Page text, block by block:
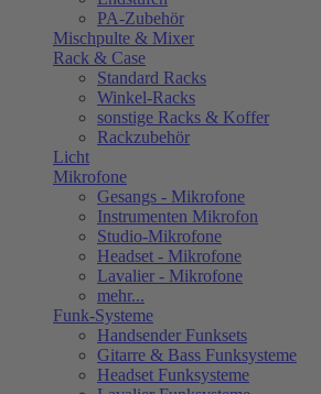
PA-Zubehör
Mischpulte & Mixer
Rack & Case
Standard Racks
Winkel-Racks
sonstige Racks & Koffer
Rackzubehör
Licht
Mikrofone
Gesangs - Mikrofone
Instrumenten Mikrofon
Studio-Mikrofone
Headset - Mikrofone
Lavalier - Mikrofone
mehr...
Funk-Systeme
Handsender Funksets
Gitarre & Bass Funksysteme
Headset Funksysteme